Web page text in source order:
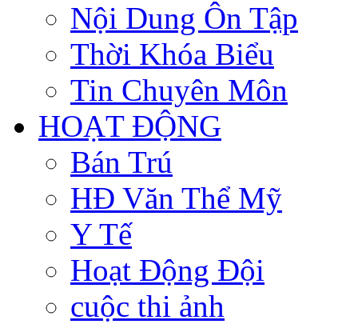
Nội Dung Ôn Tập
Thời Khóa Biểu
Tin Chuyên Môn
HOẠT ĐỘNG
Bán Trú
HĐ Văn Thể Mỹ
Y Tế
Hoạt Động Đội
cuộc thi ảnh